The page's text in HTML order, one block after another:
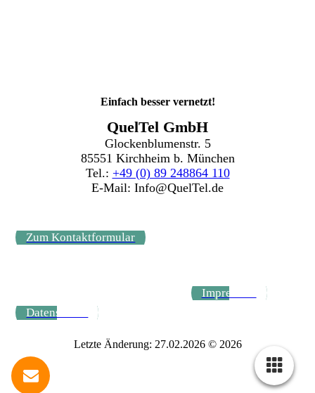
Einfach besser vernetzt!
QuelTel GmbH
Glockenblumenstr. 5
85551 Kirchheim b. München
Tel.: +49 (0) 89 248864 110
E-Mail: Info@QuelTel.de
Zum Kontaktformular
Impressum
Datenschutz
Letzte Änderung: 27.02.2026 © 2026